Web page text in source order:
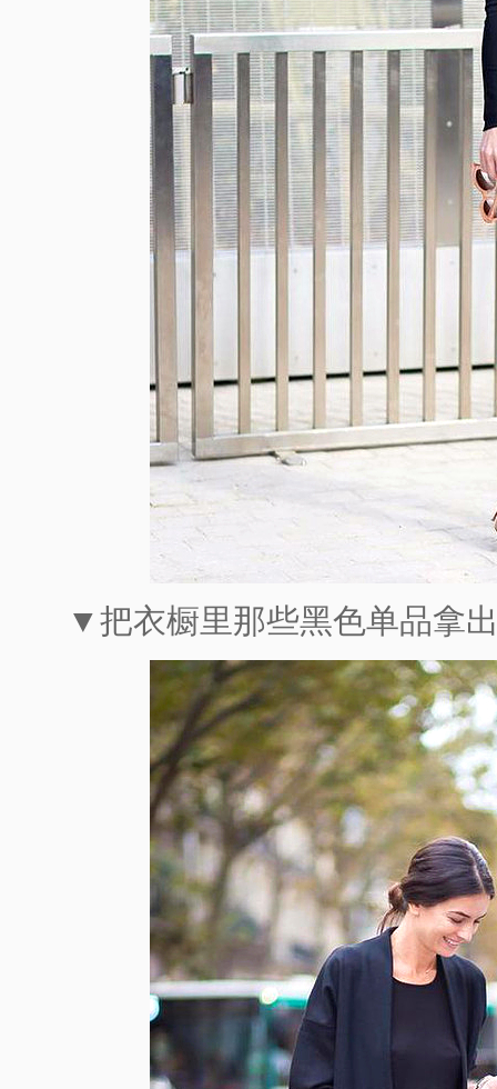
▼把衣橱里那些黑色单品拿